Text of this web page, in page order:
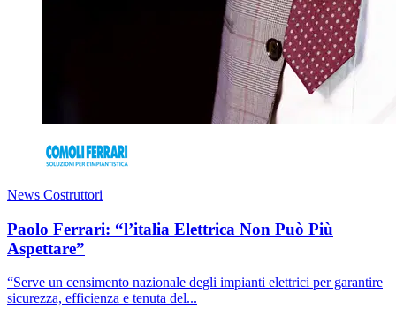
News Costruttori
Paolo Ferrari: “l’italia Elettrica Non Può Più
Aspettare”
“Serve un censimento nazionale degli impianti elettrici per garantire
sicurezza, efficienza e tenuta del...